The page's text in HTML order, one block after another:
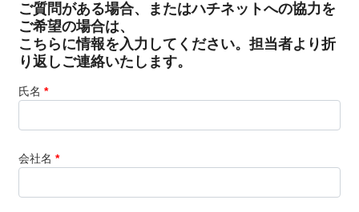
ご質問がある場合、またはハチネットへの協力を
ご希望の場合は、
こちらに情報を入力してください。担当者より折
り返しご連絡いたします。
氏名 *
会社名 *